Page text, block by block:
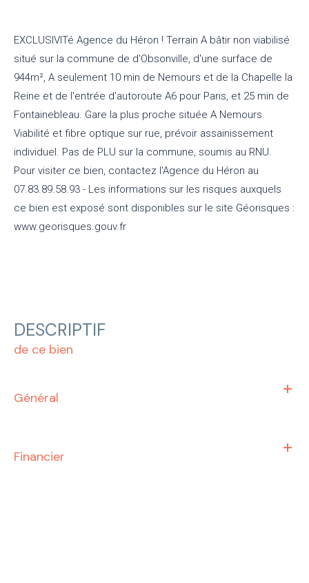
EXCLUSIVITé Agence du Héron ! Terrain A bâtir non viabilisé
situé sur la commune de d'Obsonville, d'une surface de
944m², A seulement 10 min de Nemours et de la Chapelle la
Reine et de l'entrée d'autoroute A6 pour Paris, et 25 min de
Fontainebleau. Gare la plus proche située A Nemours.
Viabilité et fibre optique sur rue, prévoir assainissement
individuel. Pas de PLU sur la commune, soumis au RNU.
Pour visiter ce bien, contactez l'Agence du Héron au
07.83.89.58.93 - Les informations sur les risques auxquels
ce bien est exposé sont disponibles sur le site Géorisques :
www.georisques.gouv.fr
DESCRIPTIF
de ce bien
Général
Financier